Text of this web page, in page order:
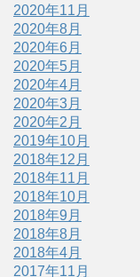
2020年11月
2020年8月
2020年6月
2020年5月
2020年4月
2020年3月
2020年2月
2019年10月
2018年12月
2018年11月
2018年10月
2018年9月
2018年8月
2018年4月
2017年11月